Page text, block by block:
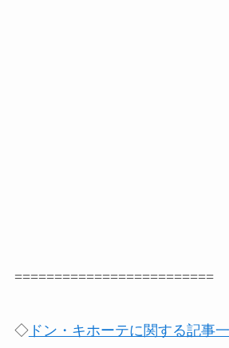
=========================
◇ドン・キホーテに関する記事